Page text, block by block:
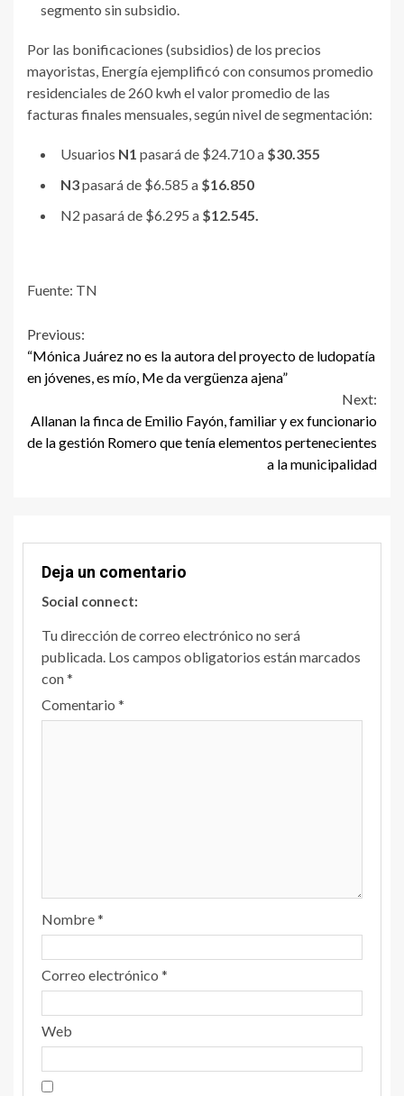
segmento sin subsidio.
Por las bonificaciones (subsidios) de los precios
mayoristas, Energía ejemplificó con consumos promedio
residenciales de 260 kwh el valor promedio de las
facturas finales mensuales, según nivel de segmentación:
Usuarios N1 pasará de $24.710 a $30.355
N3pasará de $6.585 a $16.850
N2 pasará de $6.295 a $12.545.
Fuente: TN
Continue
Reading
Previous:
“Mónica Juárez no es la autora del proyecto de ludopatía
en jóvenes, es mío, Me da vergüenza ajena”
Next:
Allanan la finca de Emilio Fayón, familiar y ex funcionario
de la gestión Romero que tenía elementos pertenecientes
a la municipalidad
Deja un comentario
Social connect:
Tu dirección de correo electrónico no será
publicada. Los campos obligatorios están marcados
con*
Comentario *
Nombre*
Correo electrónico *
Web